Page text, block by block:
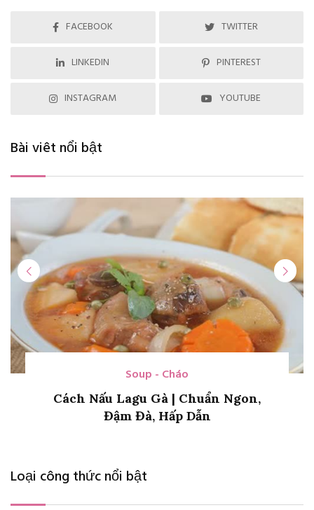
FACEBOOK TWITTER
LINKEDIN PINTEREST
INSTAGRAM YOUTUBE
Bài viêt nổi bật
Soup - Cháo
Cách Nấu Lagu Gà | Chuẩn Ngon,
Đậm Đà, Hấp Dẫn
Loại công thức nổi bật